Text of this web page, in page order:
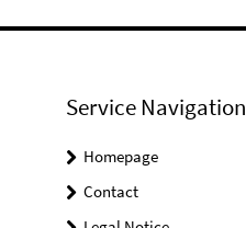
Service Navigation
Homepage
Contact